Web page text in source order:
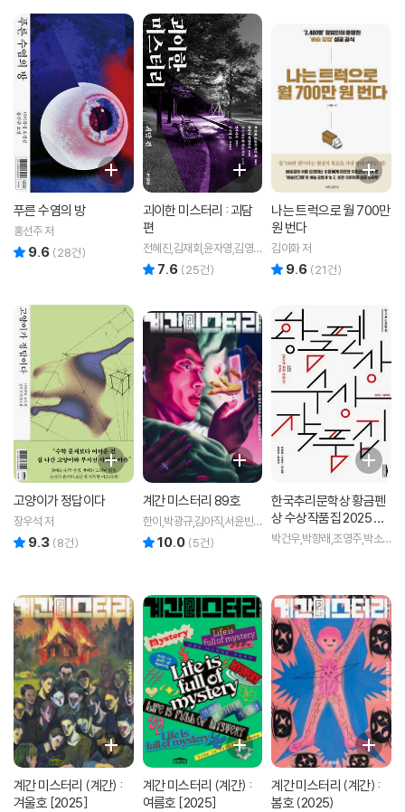
푸른 수염의 방
홍선주 저
9.6 (28건)
괴이한 미스터리 : 괴담
편
전혜진,김재회,윤자영,김영
민,문화류씨 공저
7.6 (25건)
나는 트럭으로 월 700만
원 번다
김이화 저
9.6 (21건)
고양이가 정답이다
장우석 저
9.3 (8건)
계간 미스터리 89호
한이,박광규,김아직,서윤빈,
박하익,정명섭,박인성,무경,
김소망,쥬한량,황세연 저
10.0 (5건)
한국추리문학상 황금펜
상 수상작품집 2025 제1
9회
박건우,박향래,조영주,박소
계간 미스터리 (계간) :
겨울호 [2025]
계간 미스터리 (계간) :
여름호 [2025]
계간 미스터리 (계간) :
봄호 (2025)